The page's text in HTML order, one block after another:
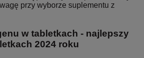
przy wyborze suplementu z
w tabletkach - najlepszy
2024 roku